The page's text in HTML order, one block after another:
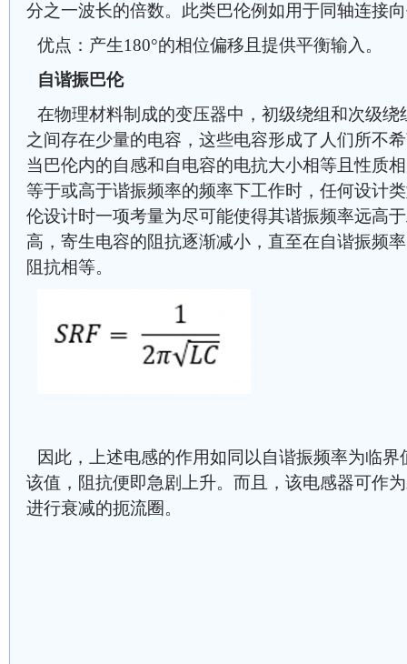
分之一波长的倍数。此类巴伦例如用于同轴连接
优点：产生180°的相位偏移且提供平衡输入。
自谐振巴伦
在物理材料制成的变压器中，初级绕组和次级
之间存在少量的电容，这些电容形成了人们所不
当巴伦内的自感和自电容的电抗大小相等且性质
等于或高于谐振频率的频率下工作时，任何设计
伦设计时一项考量为尽可能使得其谐振频率远高
高，寄生电容的阻抗逐渐减小，直至在自谐振频
阻抗相等。
因此，上述电感的作用如同以自谐振频率为临
该值，阻抗便即急剧上升。而且，该电感器可作
进行衰减的扼流圈。